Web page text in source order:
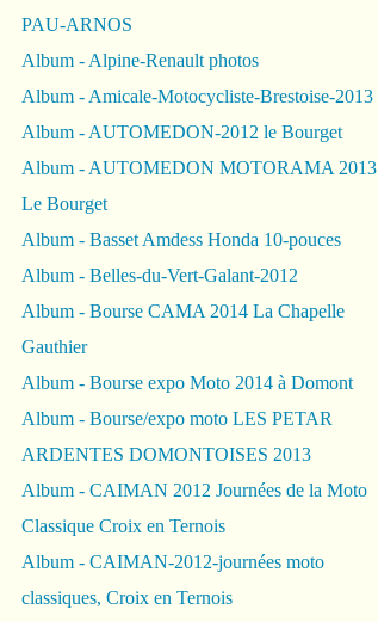
PAU-ARNOS
Album - Alpine-Renault photos
Album - Amicale-Motocycliste-Brestoise-2013
Album - AUTOMEDON-2012 le Bourget
Album - AUTOMEDON MOTORAMA 2013
Le Bourget
Album - Basset Amdess Honda 10-pouces
Album - Belles-du-Vert-Galant-2012
Album - Bourse CAMA 2014 La Chapelle
Gauthier
Album - Bourse expo Moto 2014 à Domont
Album - Bourse/expo moto LES PETAR
ARDENTES DOMONTOISES 2013
Album - CAIMAN 2012 Journées de la Moto
Classique Croix en Ternois
Album - CAIMAN-2012-journées moto
classiques, Croix en Ternois